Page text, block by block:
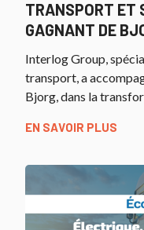
TRANSPORT ET
GAGNANT DE
Interlog Group,
transport, a
Bjorg, dans la
EN SAVOIR PLUS